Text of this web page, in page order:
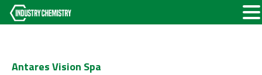
Antares Vision Spa